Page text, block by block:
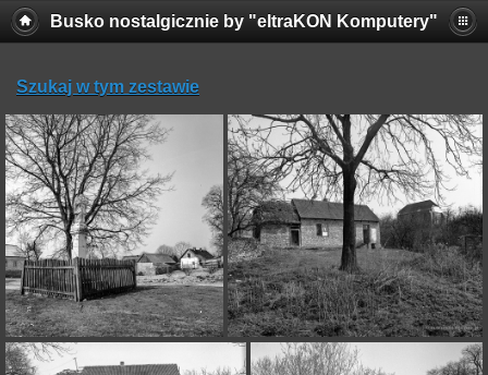
Busko nostalgicznie by "eltraKON Komputery"
Szukaj w tym zestawie